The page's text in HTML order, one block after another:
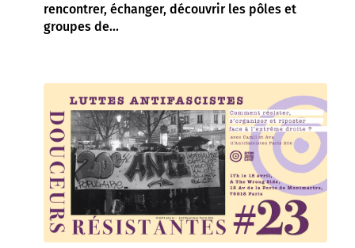
rencontrer, échanger, découvrir les pôles et
groupes de...